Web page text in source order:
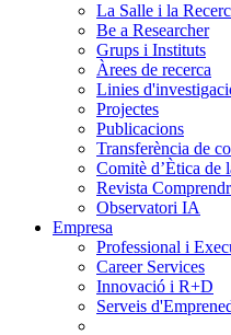
La Salle i la
Be a Researcher
Grups i Instituts
Àrees de recerca
Linies
Projectes
Publicacions
Transferència de
Comitè d’Ètica de
Revista
Observatori IA
Empresa
Professional i
Career Services
Innovació i R+D
Serveis